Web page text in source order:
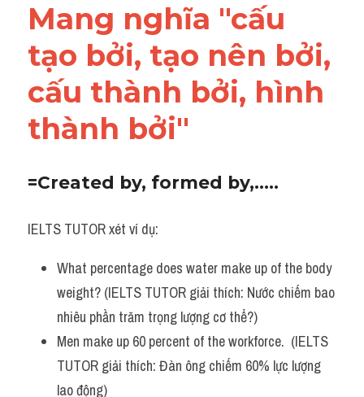
Word form
Cách dùng từ
Phân biệt từ
Speaking
Writing
Reading
Vocabulary
Mang nghĩa "cấu
tạo bởi, tạo nên bởi,
cấu thành bởi, hình
thành bởi"
=Created by, formed by,.....
IELTS TUTOR xét ví dụ:
What percentage does water make up of the body
weight? (IELTS TUTOR giải thích: Nước chiếm bao
nhiêu phần trăm trọng lượng cơ thể?)
Men make up 60 percent of the workforce.  (IELTS
TUTOR giải thích: Đàn ông chiếm 60% lực lượng
lao động)